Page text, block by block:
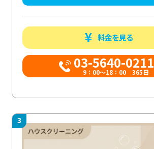
料金を見る
03-5640-0211
9：00～18：00 365日
3